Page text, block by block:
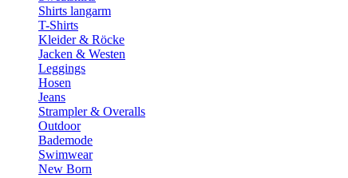
Shirts langarm
T-Shirts
Kleider & Röcke
Jacken & Westen
Leggings
Hosen
Jeans
Strampler & Overalls
Outdoor
Bademode
Swimwear
New Born